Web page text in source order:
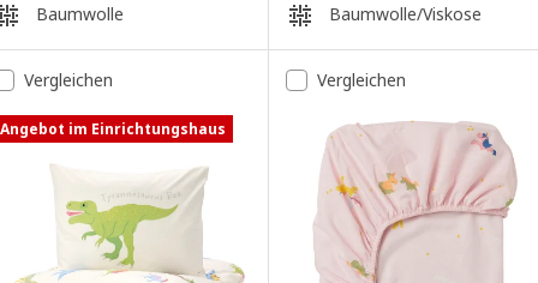
Baumwolle Baumwolle/Viskose
Vergleichen
Angebot im Einrichtungshaus
Vergleichen